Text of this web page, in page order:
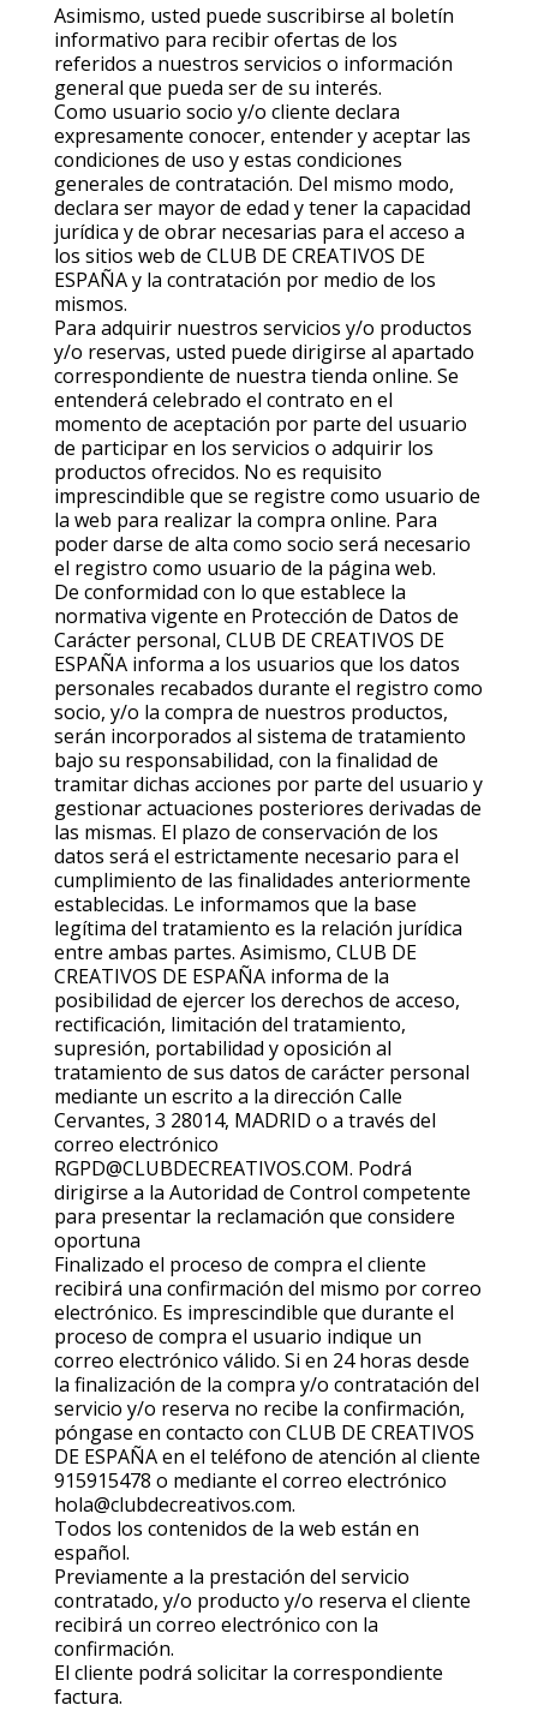
Asimismo, usted puede suscribirse al boletín
informativo para recibir ofertas de los
referidos a nuestros servicios o información
general que pueda ser de su interés.
Como usuario socio y/o cliente declara
expresamente conocer, entender y aceptar las
condiciones de uso y estas condiciones
generales de contratación. Del mismo modo,
declara ser mayor de edad y tener la capacidad
jurídica y de obrar necesarias para el acceso a
los sitios web de CLUB DE CREATIVOS DE
ESPAÑA y la contratación por medio de los
mismos.
Para adquirir nuestros servicios y/o productos
y/o reservas, usted puede dirigirse al apartado
correspondiente de nuestra tienda online. Se
entenderá celebrado el contrato en el
momento de aceptación por parte del usuario
de participar en los servicios o adquirir los
productos ofrecidos. No es requisito
imprescindible que se registre como usuario de
la web para realizar la compra online. Para
poder darse de alta como socio será necesario
el registro como usuario de la página web.
De conformidad con lo que establece la
normativa vigente en Protección de Datos de
Carácter personal, CLUB DE CREATIVOS DE
ESPAÑA informa a los usuarios que los datos
personales recabados durante el registro como
socio, y/o la compra de nuestros productos,
serán incorporados al sistema de tratamiento
bajo su responsabilidad, con la finalidad de
tramitar dichas acciones por parte del usuario y
gestionar actuaciones posteriores derivadas de
las mismas. El plazo de conservación de los
datos será el estrictamente necesario para el
cumplimiento de las finalidades anteriormente
establecidas. Le informamos que la base
legítima del tratamiento es la relación jurídica
entre ambas partes. Asimismo, CLUB DE
CREATIVOS DE ESPAÑA informa de la
posibilidad de ejercer los derechos de acceso,
rectificación, limitación del tratamiento,
supresión, portabilidad y oposición al
tratamiento de sus datos de carácter personal
mediante un escrito a la dirección Calle
Cervantes, 3 28014, MADRID o a través del
correo electrónico
RGPD@CLUBDECREATIVOS.COM. Podrá
dirigirse a la Autoridad de Control competente
para presentar la reclamación que considere
oportuna
Finalizado el proceso de compra el cliente
recibirá una confirmación del mismo por correo
electrónico. Es imprescindible que durante el
proceso de compra el usuario indique un
correo electrónico válido. Si en 24 horas desde
la finalización de la compra y/o contratación del
servicio y/o reserva no recibe la confirmación,
póngase en contacto con CLUB DE CREATIVOS
DE ESPAÑA en el teléfono de atención al cliente
915915478 o mediante el correo electrónico
hola@clubdecreativos.com.
Todos los contenidos de la web están en
español.
Previamente a la prestación del servicio
contratado, y/o producto y/o reserva el cliente
recibirá un correo electrónico con la
confirmación.
El cliente podrá solicitar la correspondiente
factura.